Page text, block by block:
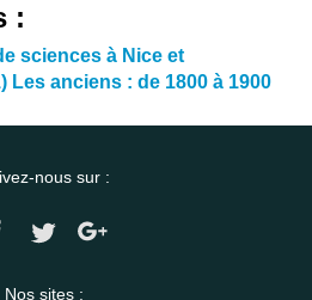
:
sciences à Nice et
Les anciens : de 1800 à 1900
nous sur :
Nos sites :